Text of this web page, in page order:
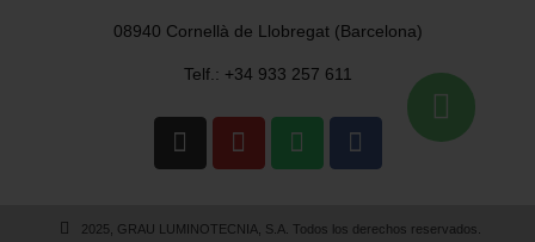
08940 Cornellà de Llobregat (Barcelona)
Telf.: +34 933 257 611
2025, GRAU LUMINOTECNIA, S.A. Todos los derechos reservados.